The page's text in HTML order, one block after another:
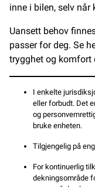
inne i bilen, selv når
Uansett behov
passer for deg. Se
trygghet og komfort
I enkelte
eller forbudt. Det
og
bruke enheten.
Tilgjengelig på
For kontinuerlig
dekningsområde